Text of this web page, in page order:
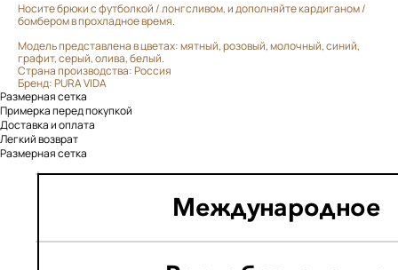
Носите брюки с футболкой / лонгсливом, и дополняйте кардиганом /
бомбером в прохладное время.
Модель представлена в цветах: мятный, розовый, молочный, синий,
графит, серый, олива, белый.
Страна производства: Россия
Бренд: PURA VIDA
Размерная сетка
Примерка перед покупкой
Доставка и оплата
Легкий возврат
Размерная сетка